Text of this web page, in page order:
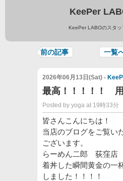
KeePer
KeePer LABOのスタッ
前の記事 一覧
2026年06月13日(Sat) -
最高！！！！！
Posted by yoga at 19時33分
皆さんこんにちは！
当店のブログをご覧い
ございます。
らーめん二郎 荻窪店
着丼した瞬間黄金の一
しました！！！！